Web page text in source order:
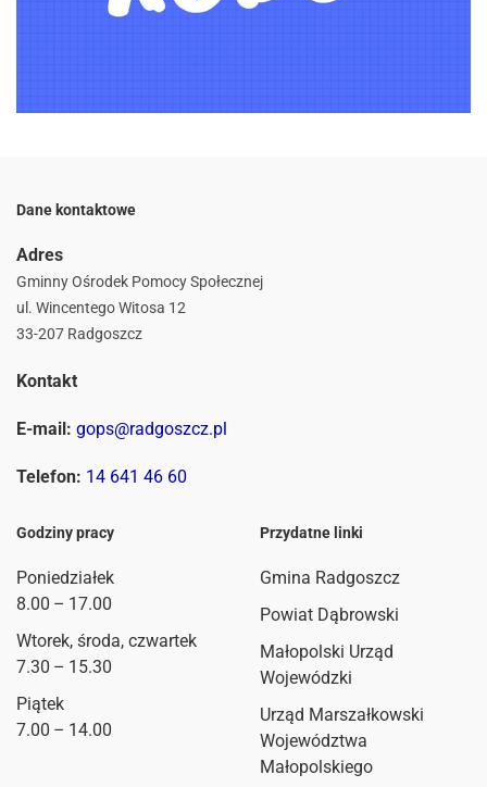
Dane kontaktowe
Adres
Gminny Ośrodek Pomocy Społecznej
ul. Wincentego Witosa 12
33-207 Radgoszcz
Kontakt
E-mail: gops@radgoszcz.pl
Telefon: 14 641 46 60
Godziny pracy
Poniedziałek
8.00 – 17.00
Wtorek, środa, czwartek
7.30 – 15.30
Piątek
7.00 – 14.00
Przydatne linki
Gmina Radgoszcz
Powiat Dąbrowski
Małopolski Urząd
Wojewódzki
Urząd Marszałkowski
Województwa
Małopolskiego